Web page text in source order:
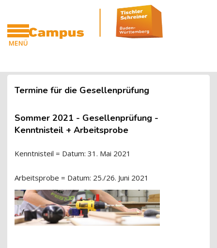
MENÜ
Zum Hauptinhalt
Blöcke
Blöcke
Termine für die Gesellenprüfung
Sommer 2021 - Gesellenprüfung -
Kenntnisteil + Arbeitsprobe
Kenntnisteil = Datum: 31. Mai 2021
Arbeitsprobe = Datum: 25./26. Juni 2021